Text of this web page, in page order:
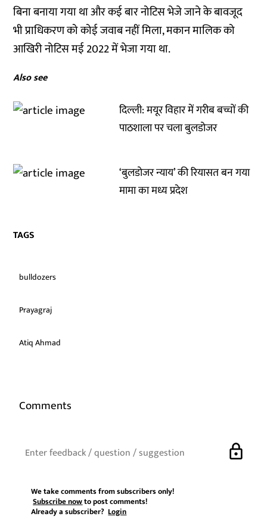
बिना बनाया गया था और कई बार नोटिस भेजे जाने के बावजूद
भी प्राधिकरण को कोई जवाब नहीं मिला, मकान मालिक को
आखिरी नोटिस मई 2022 में भेजा गया था.
Also see
दिल्ली: मयूर विहार में गरीब बच्चों की
पाठशाला पर चला बुलडोजर
‘बुलडोजर न्याय’ की रियासत बन गया
मामा का मध्य प्रदेश
TAGS
bulldozers
Prayagraj
Atiq Ahmad
Comments
lock
We take comments from subscribers only!
Subscribe nowto post comments!
Already a subscriber?Login